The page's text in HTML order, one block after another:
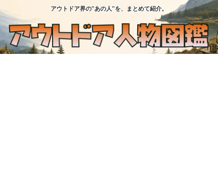
アウトドア界の"あの人"を、まとめて紹介。